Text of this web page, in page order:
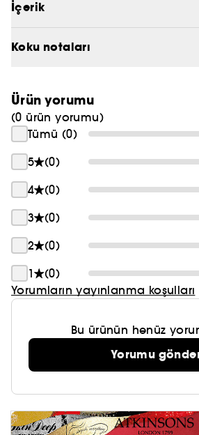
PRADA
CHLOÉ
dek korunmuş ittifakı.
İçerik
Koku notaları
Ürün yorumu
(0 ürün yorumu)
Tümü (0)
5
(0)
4
(0)
3
(0)
2
(0)
1
(0)
Yorumların yayınlanma koşulları
Bu ürünün henüz
Yorumu